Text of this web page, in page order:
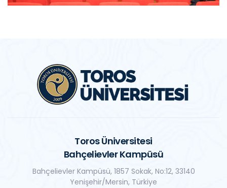
Toros Üniversitesi
Bahçelievler Kampüsü
Bahçelievler Kampüsü, 1857 Sokak, No:12, 33140
Yenişehir/Mersin, Türkiye